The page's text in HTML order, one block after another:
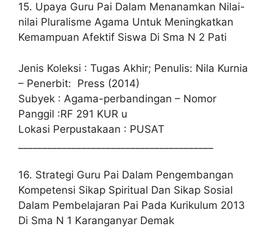
15. Upaya Guru Pai Dalam Menanamkan Nilai-
nilai Pluralisme Agama Untuk Meningkatkan
Kemampuan Afektif Siswa Di Sma N 2 Pati
Jenis Koleksi : Tugas Akhir; Penulis: Nila Kurnia
– Penerbit: Press (2014)
Subyek : Agama-perbandingan – Nomor
Panggil :RF 291 KUR u
Lokasi Perpustakaan : PUSAT
16. Strategi Guru Pai Dalam Pengembangan
Kompetensi Sikap Spiritual Dan Sikap Sosial
Dalam Pembelajaran Pai Pada Kurikulum 2013
Di Sma N 1 Karanganyar Demak